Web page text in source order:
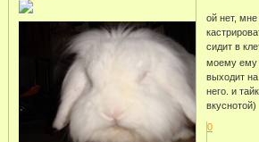
ой нет, мне
сидит в
моему ему
выходит
него. и
вкуснотой)
0